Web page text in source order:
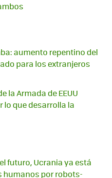
aumento repentino del
para los extranjeros
la Armada de EEUU
lo que desarrolla la
futuro, Ucrania ya está
por robots-